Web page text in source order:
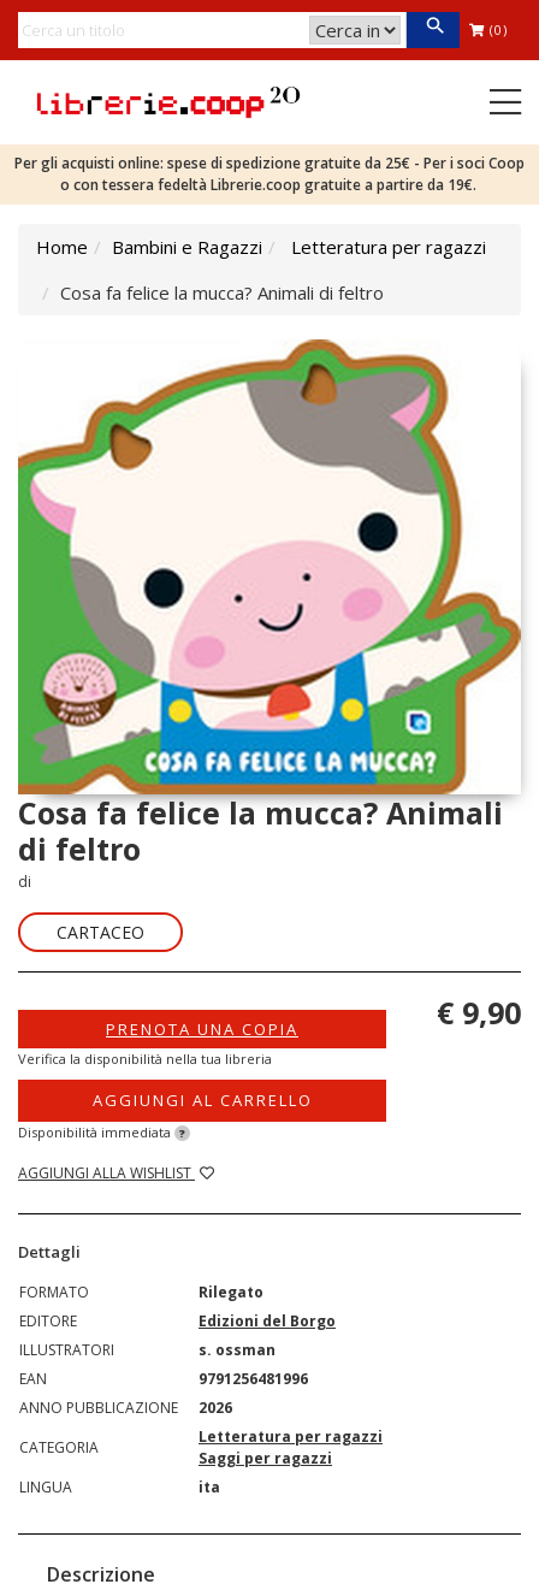
(0)
Per gli acquisti online: spese di spedizione gratuite da 25€ - Per i soci Coop
o con tessera fedeltà Librerie.coop gratuite a partire da 19€.
Home Bambini e Ragazzi
Letteratura per ragazzi
Cosa fa felice la mucca? Animali di feltro
Cosa fa felice la mucca? Animali
di feltro
di
CARTACEO
PRENOTA UNA COPIA
Verifica la disponibilità nella tua libreria
AGGIUNGI AL CARRELLO
Disponibilità immediata ?
AGGIUNGI ALLA WISHLIST
€ 9,90
Dettagli
FORMATO
Rilegato
EDITORE
Edizioni del Borgo
ILLUSTRATORI
s. ossman
EAN
9791256481996
ANNO PUBBLICAZIONE
2026
CATEGORIA
Letteratura per ragazzi
Saggi per ragazzi
LINGUA
ita
Descrizione